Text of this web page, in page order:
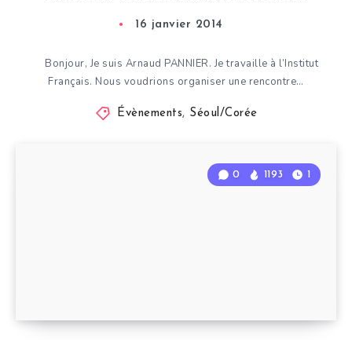
16 janvier 2014
Bonjour, Je suis Arnaud PANNIER. Je travaille à l’Institut
Français. Nous voudrions organiser une rencontre…
Évènements, Séoul/Corée
0 1193 1